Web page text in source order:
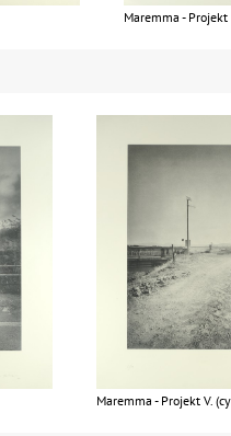
Maremma -
Maremma - Projekt V.